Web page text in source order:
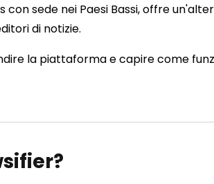
con sede nei Paesi Bassi, offre
di notizie.
la piattaforma e capire come